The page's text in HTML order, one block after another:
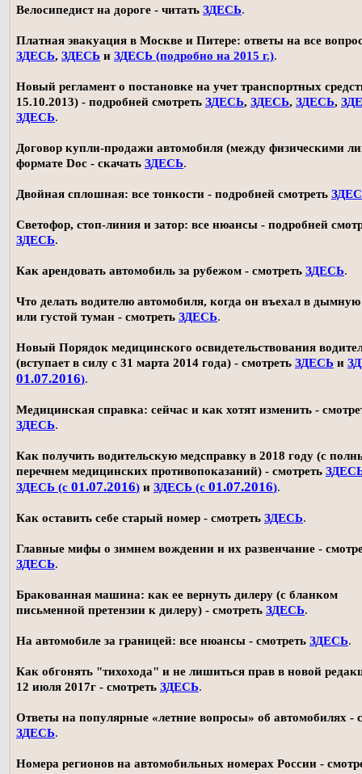
Велосипедист на дороге - читать ЗДЕСЬ.
Платная эвакуация в Москве и Питере: ответы на все
ЗДЕСЬ, ЗДЕСЬ и ЗДЕСЬ (подробно на 2015 г.).
Новый регламент о постановке на учет транспортных
15.10.2013) - подробней смотреть ЗДЕСЬ, ЗДЕСЬ, ЗДЕСЬ,
ЗДЕСЬ.
Договор купли-продажи автомобиля (между физическими
формате Doc - скачать ЗДЕСЬ.
Двойная сплошная: все тонкости - подробней смотреть
Светофор, стоп-линия и затор: все нюансы - подробней
ЗДЕСЬ.
Как арендовать автомобиль за рубежом - смотреть ЗДЕСЬ.
Что делать водителю автомобиля, когда он въехал в дымную
или густой туман - смотреть ЗДЕСЬ.
Новый Порядок медицинского освидетельствования
(вступает в силу с 31 марта 2014 года) - смотреть ЗДЕСЬ и
01.07.2016).
Медицинская справка: сейчас и как хотят изменить -
ЗДЕСЬ.
Как получить водительскую медсправку в 2018 году (с
перечнем медицинских противопоказаний) - смотреть
ЗДЕСЬ (с 01.07.2016) и ЗДЕСЬ (с 01.07.2016).
Как оставить себе старый номер - смотреть ЗДЕСЬ.
Главные мифы о зимнем вождении и их развенчание -
ЗДЕСЬ.
Бракованная машина: как ее вернуть дилеру (с бланком
письменной претензии к дилеру) - смотреть ЗДЕСЬ.
На автомобиле за границей: все нюансы - смотреть ЗДЕСЬ.
Как обгонять "тихохода" и не лишиться прав в новой
12 июля 2017г - смотреть ЗДЕСЬ.
Ответы на популярные «летние вопросы» об автомобилях -
ЗДЕСЬ.
Номера регионов на автомобильных номерах России -